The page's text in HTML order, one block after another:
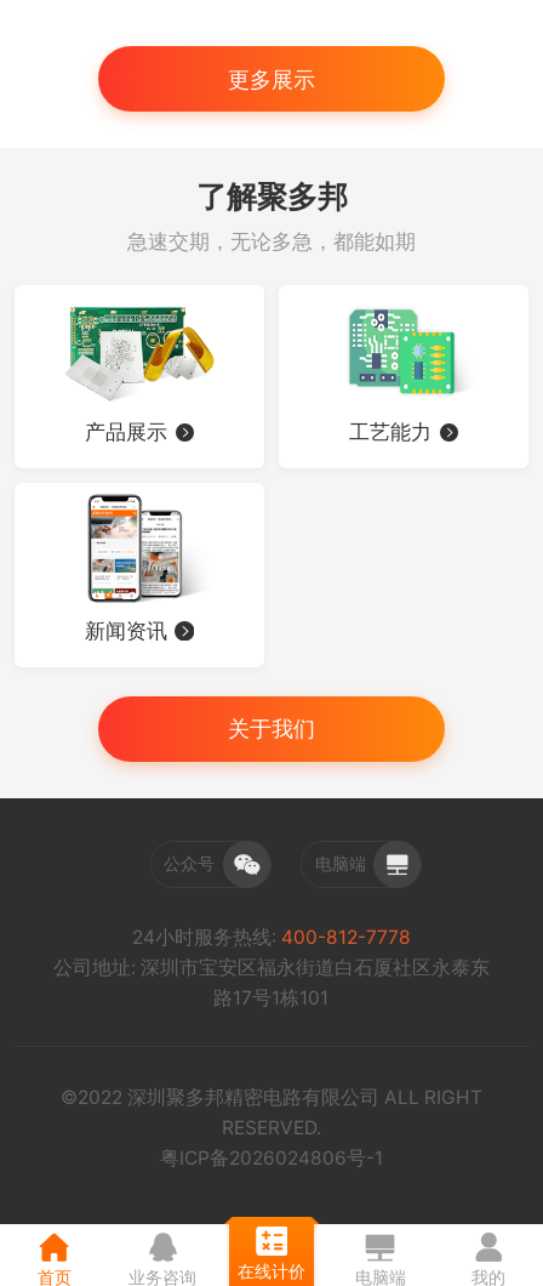
更多展示
了解聚多邦
急速交期，无论多急，都能如期
产品展示 工艺能力
新闻资讯
关于我们
公众号 电脑端
24小时服务热线: 400-812-7778
公司地址: 深圳市宝安区福永街道白石厦社区永泰东
路17号1栋101
©2022 深圳聚多邦精密电路有限公司 ALL RIGHT
RESERVED.
粤ICP备2026024806号-1
首页 业务咨询 在线计价 电脑端 我的